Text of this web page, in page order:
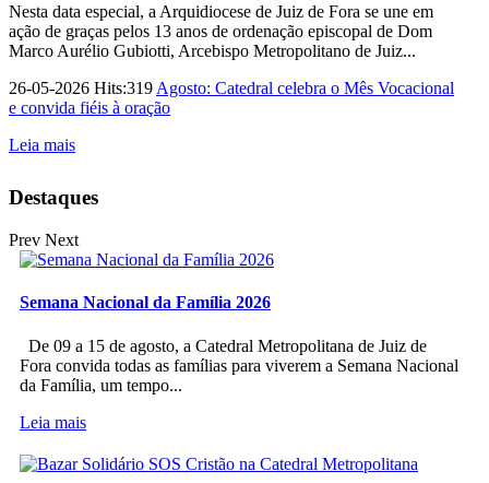
Nesta data especial, a Arquidiocese de Juiz de Fora se une em
ação de graças pelos 13 anos de ordenação episcopal de Dom
Marco Aurélio Gubiotti, Arcebispo Metropolitano de Juiz...
26-05-2026 Hits:319 Agosto: Catedral celebra o Mês Vocacional
e convida fiéis à oração
Leia mais
Destaques
Prev Next
Semana Nacional da Família 2026
De 09 a 15 de agosto, a Catedral Metropolitana de Juiz de
Fora convida todas as famílias para viverem a Semana Nacional
da Família, um tempo...
Leia mais